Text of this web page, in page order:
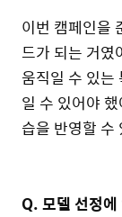
이번 캠페인을
드가 되는 거였
움직일 수 있는
일 수 있어야
습을 반영할 수
Q. 모델 선정